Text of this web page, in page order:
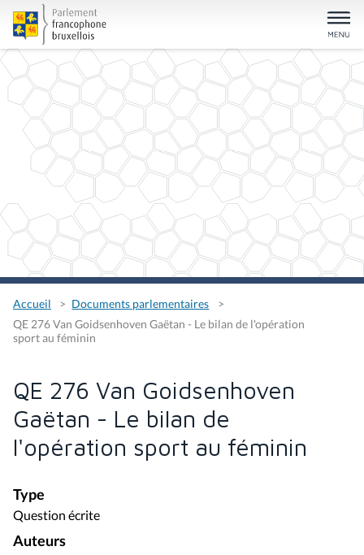
Accueil
Documents parlementaires
QE 276 Van Goidsenhoven Gaëtan - Le bilan de l'opération
sport au féminin
QE 276 Van Goidsenhoven
Gaëtan - Le bilan de
l'opération sport au féminin
Type
Question écrite
Auteurs